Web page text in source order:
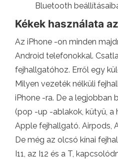
Bluetooth
Kékek használata
Az iPhone -on minden
Android telefonokkal.
fejhallgatóhoz. Erről egy
Milyen vezeték nélküli
iPhone -ra. De a legjobban
(pop -up -ablakok, kütyü, a
Apple fejhallgató. Airpods,
De még az olcsó kínai
I11, az I12 és a T,